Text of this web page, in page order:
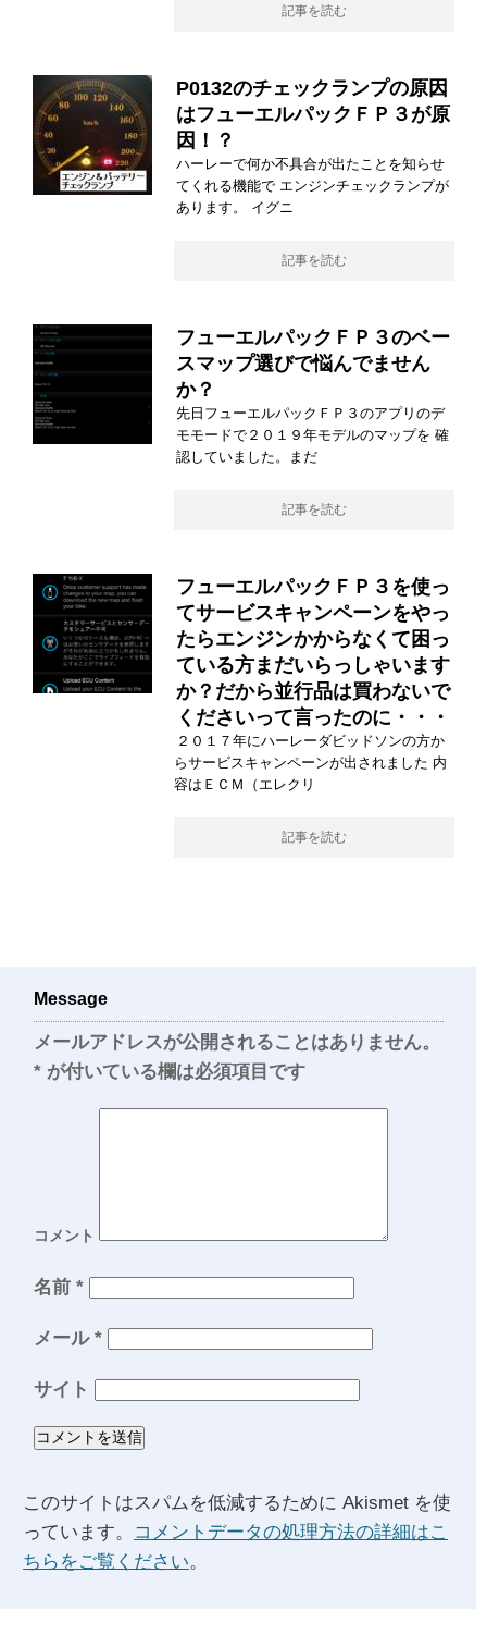
記事を読む
P0132のチェックランプの原因
はフューエルパックＦＰ３が原
因！？
ハーレーで何か不具合が出たことを知らせ
てくれる機能で エンジンチェックランプが
あります。 イグニ
記事を読む
フューエルパックＦＰ３のベー
スマップ選びで悩んでません
か？
先日フューエルパックＦＰ３のアプリのデ
モモードで２０１９年モデルのマップを 確
認していました。まだ
記事を読む
フューエルパックＦＰ３を使っ
てサービスキャンペーンをやっ
たらエンジンかからなくて困っ
ている方まだいらっしゃいます
か？だから並行品は買わないで
くださいって言ったのに・・・
２０１７年にハーレーダビッドソンの方か
らサービスキャンペーンが出されました 内
容はＥＣＭ（エレクリ
記事を読む
Message
メールアドレスが公開されることはありません。
* が付いている欄は必須項目です
コメント
名前 *
メール *
サイト
このサイトはスパムを低減するために Akismet を使
っています。
コメントデータの処理方法の詳細はこ
ちらをご覧ください。